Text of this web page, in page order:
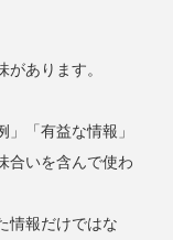
あります。
「有益な情報」
合いを含んで使わ
情報だけではな